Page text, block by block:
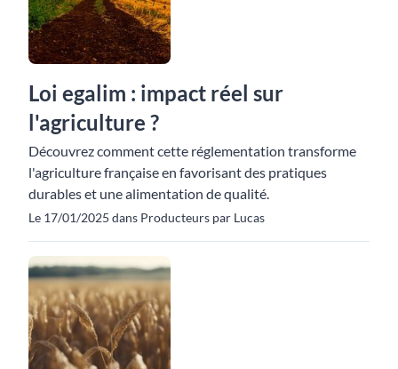
Loi egalim : impact réel sur
l'agriculture ?
Découvrez comment cette réglementation transforme
l'agriculture française en favorisant des pratiques
durables et une alimentation de qualité.
Le 17/01/2025 dans Producteurs par Lucas